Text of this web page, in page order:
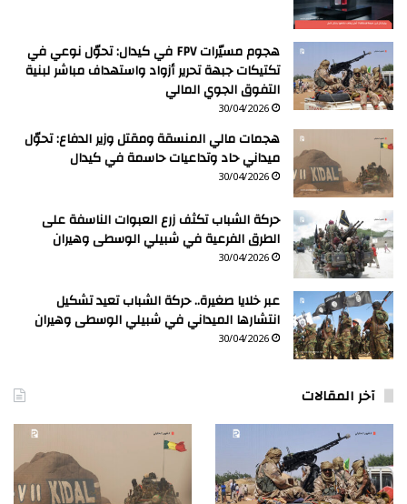
هجوم مسيّرات FPV في كيدال: تحوّل نوعي في
تكتيكات جبهة تحرير أزواد واستهداف مباشر لبنية
التفوق الجوي المالي
30/04/2026
هجمات مالي المنسقة ومقتل وزير الدفاع: تحوّل
ميداني حاد وتداعيات حاسمة في كيدال
30/04/2026
حركة الشباب تكثف زرع العبوات الناسفة على
الطرق الفرعية في شبيلي الوسطى وهيران
30/04/2026
عبر خلايا صغيرة.. حركة الشباب تعيد تشكيل
انتشارها الميداني في شبيلي الوسطى وهيران
30/04/2026
آخر المقالات